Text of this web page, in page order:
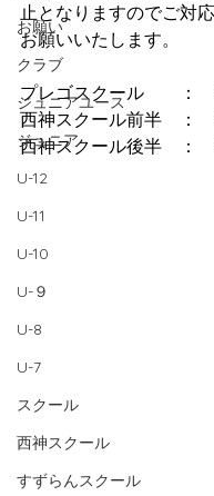
お願い
クラブ
ジュニアユース
ジュニア
U-12
U-11
U-10
U-９
U-8
U-7
スクール
西神スクール
すずらんスクール
止となりますのでご対
お願いいたします。
プレゴスクール　　：
西神スクール前半　：
西神スクール後半　：